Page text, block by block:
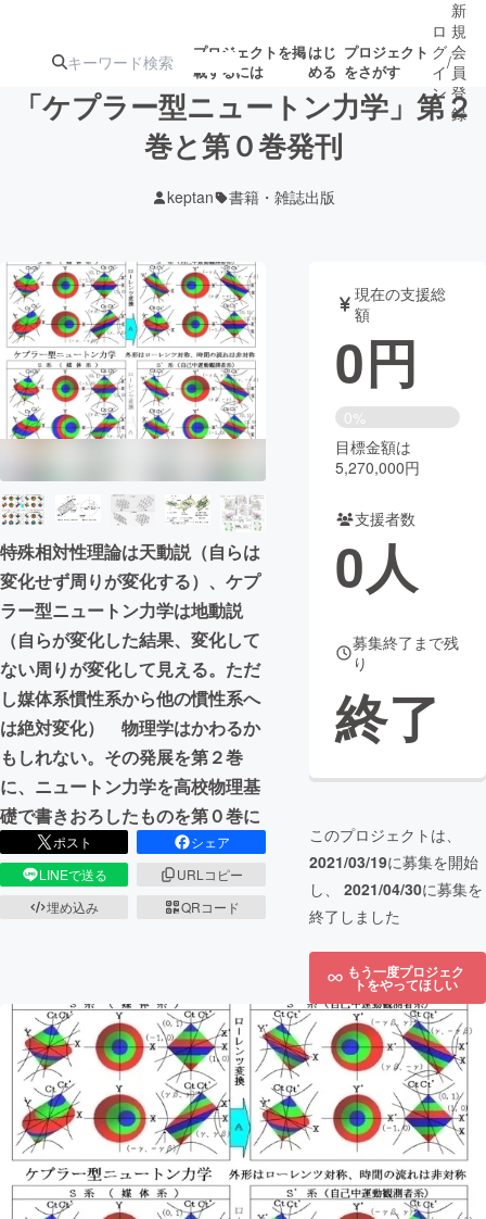
プロジェクトを掲
載するには
はじ
める
プロジェクト
をさがす
注目の新着プロ
ジェクト
募集終了が近いプ
ロジェクト
アート・写真 音楽
テクノロジー・ガジェット ゲーム・サ
映像・映画 書籍・雑誌
チャレンジ
まちづくり・地域活性化
CAMPFIRE for Social Good
CAMPFIRE Creation
CAMPFIREふるさと納税
ロ
グ
イ
ン
/
新
規
会
員
登
録
「ケプラー型ニュートン力学」第２
巻と第０巻発刊
keptan 書籍・雑誌出版
特殊相対性理論は天動説（自らは
変化せず周りが変化する）、ケプ
ラー型ニュートン力学は地動説
（自らが変化した結果、変化して
ない周りが変化して見える。ただ
し媒体系慣性系から他の慣性系へ
は絶対変化） 物理学はかわるか
もしれない。その発展を第２巻
に、ニュートン力学を高校物理基
礎で書きおろしたものを第０巻に
ポスト
シェア
LINEで送る
URLコピー
埋め込み
QRコード
現在の支援総
額
0円
0%
目標金額は
5,270,000円
支援者数
0人
募集終了まで残
り
終了
このプロジェクトは、
2021/03/19に募集を開始
し、 2021/04/30に募集を
終了しました
もう一度プロジェク
トをやってほしい